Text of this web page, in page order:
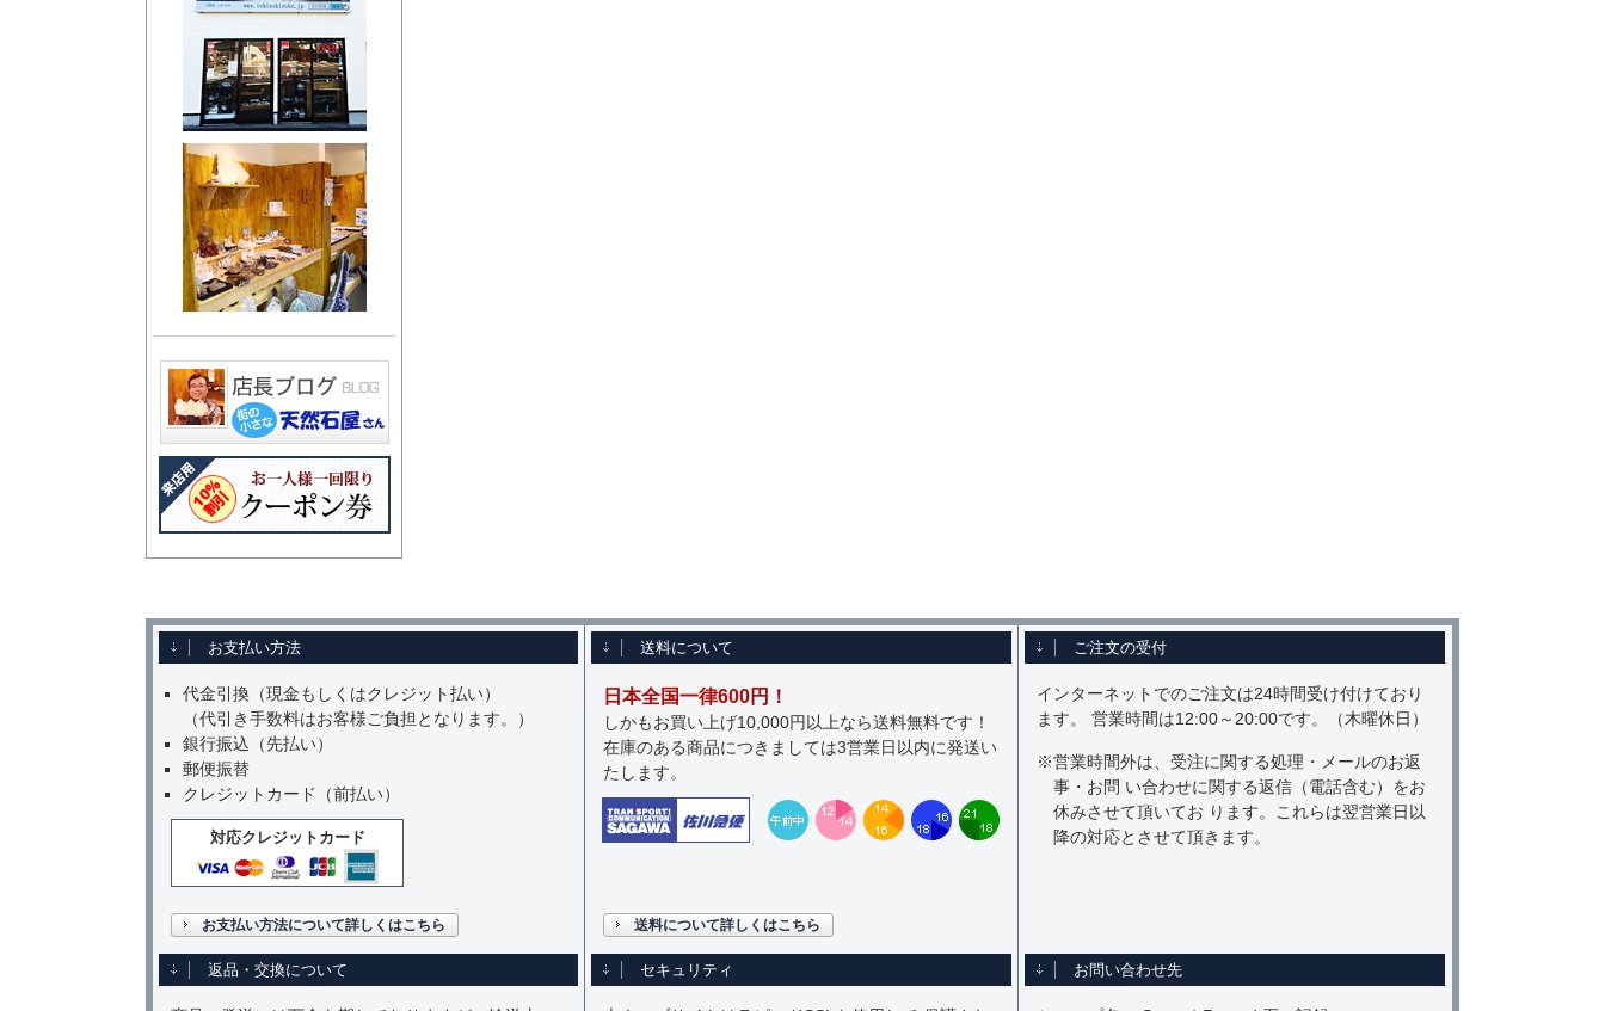
お支払い方法
代金引換（現金もしくはクレジット払い）
（代引き手数料はお客様ご負担となります。）
銀行振込（先払い）
郵便振替
クレジットカード（前払い）
対応クレジットカード
お支払い方法について詳しくはこちら
送料について
日本全国一律600円！
しかもお買い上げ10,000円以上なら送料無料です！
在庫のある商品につきましては3営業日以内に発送い
たします。
送料について詳しくはこちら
ご注文の受付
インターネットでのご注文は24時間受け付けており
ます。 営業時間は12:00～20:00です。（木曜休日）
※営業時間外は、受注に関する処理・メールのお返
事・お問 い合わせに関する返信（電話含む）をお
休みさせて頂いてお ります。これらは翌営業日以
降の対応とさせて頂きます。
返品・交換について セキュリティ お問い合わせ先